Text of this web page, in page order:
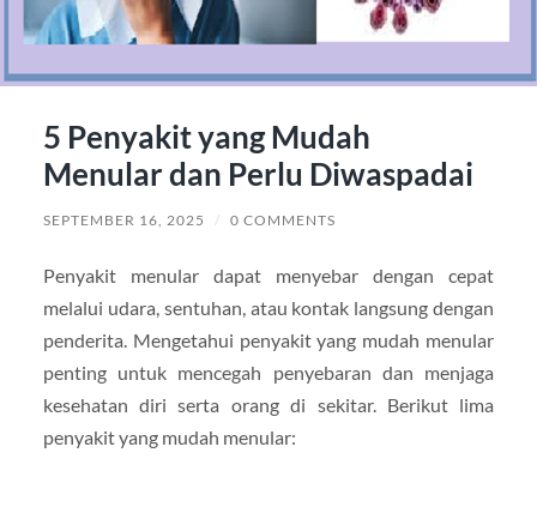
5 Penyakit yang Mudah
Menular dan Perlu Diwaspadai
SEPTEMBER 16, 2025 / 0 COMMENTS
Penyakit menular dapat menyebar dengan cepat
melalui udara, sentuhan, atau kontak langsung dengan
penderita. Mengetahui penyakit yang mudah menular
penting untuk mencegah penyebaran dan menjaga
kesehatan diri serta orang di sekitar. Berikut lima
penyakit yang mudah menular: